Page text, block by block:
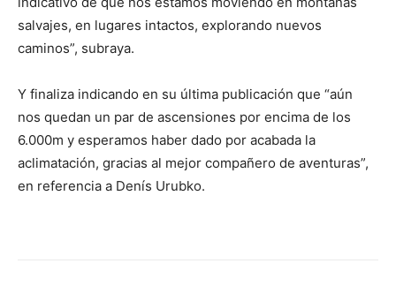
salvajes, en lugares intactos, explorando nuevos
caminos”, subraya.
Y finaliza indicando en su última publicación que “aún
nos quedan un par de ascensiones por encima de los
6.000m y esperamos haber dado por acabada la
aclimatación, gracias al mejor compañero de aventuras”,
en referencia a Denís Urubko.